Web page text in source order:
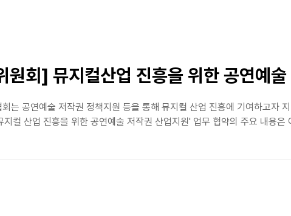
원회] 뮤지컬산업 진흥을 위한 공연예
는 공연예술 저작권 정책지원 등을 통해 뮤지컬 산업 진흥에 기여하고자
컬 산업 진흥을 위한 공연예술 저작권 산업지원' 업무 협약의 주요 내용